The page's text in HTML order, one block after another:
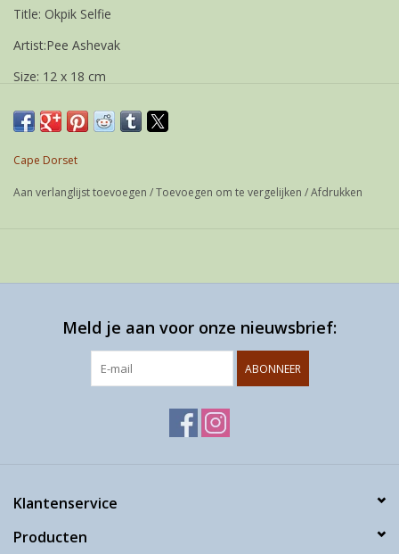
Title: Okpik Selfie
Artist:Pee Ashevak
Size: 12 x 18 cm
Weight 21 gram
If possible shipped as a letter
Cape Dorset
Aan verlanglijst toevoegen /Toevoegen om te vergelijken /Afdrukken
Meld je aan voor onze nieuwsbrief:
ABONNEER
Klantenservice
Producten